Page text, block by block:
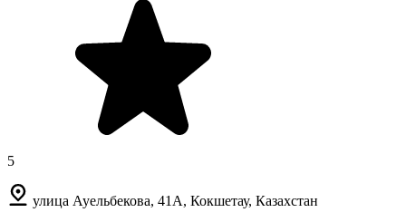
5
улица Ауельбекова, 41А, Кокшетау, Казахстан